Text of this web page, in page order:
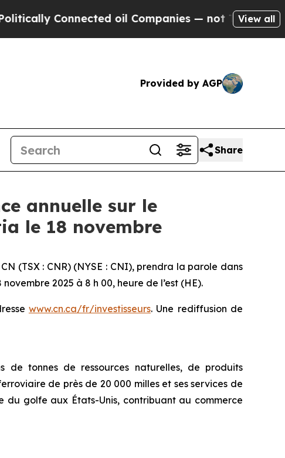
Connected oil Companies — not Taxpayers —
View all
Provided by AGP
Share
annuelle sur le
le 18 novembre
(TSX : CNR) (NYSE : CNI), prendra la parole dans
2025 à 8 h 00, heure de l’est (HE).
www.cn.ca/fr/investisseurs. Une rediffusion de
de tonnes de ressources naturelles, de produits
de près de 20 000 milles et ses services de
golfe aux États-Unis, contribuant au commerce